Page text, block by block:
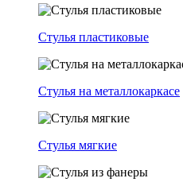
Стулья пластиковые
Стулья на металлокаркасе
Стулья мягкие